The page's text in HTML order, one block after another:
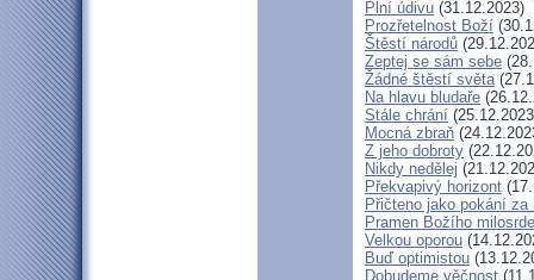
Plní údivu (31.12.2023)
Prozřetelnost Boží
Štěstí národů
Zeptej se sám sebe
Žádné štěstí světa
Na hlavu bludaře
Stále chrání
Mocná zbraň
Z jeho dobroty
Nikdy nedělej
Překvapivý horizont
Přičteno jako pokání za
Pramen Božího
Velkou oporou
Buď optimistou
Dobudeme věčnost